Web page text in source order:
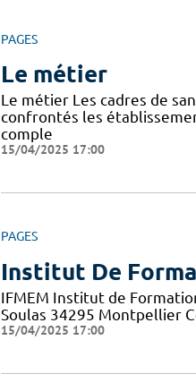
PAGES
Le métier
Le métier Les cadres de
confrontés les
comple
15/04/2025 17:00
PAGES
Institut De
IFMEM Institut de
Soulas 34295 Montpellier
15/04/2025 17:00